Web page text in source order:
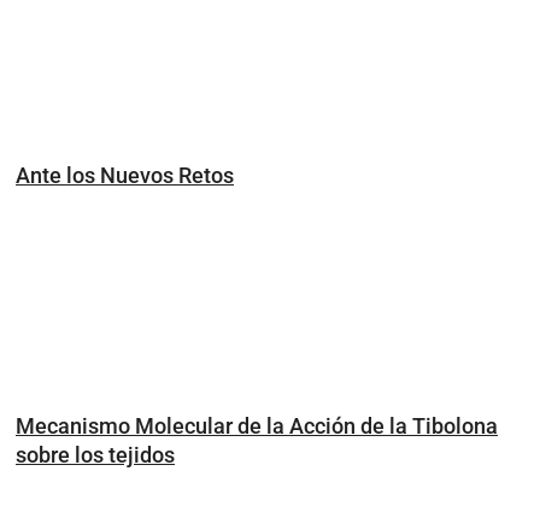
Ante los Nuevos Retos
Mecanismo Molecular de la Acción de la Tibolona
sobre los tejidos